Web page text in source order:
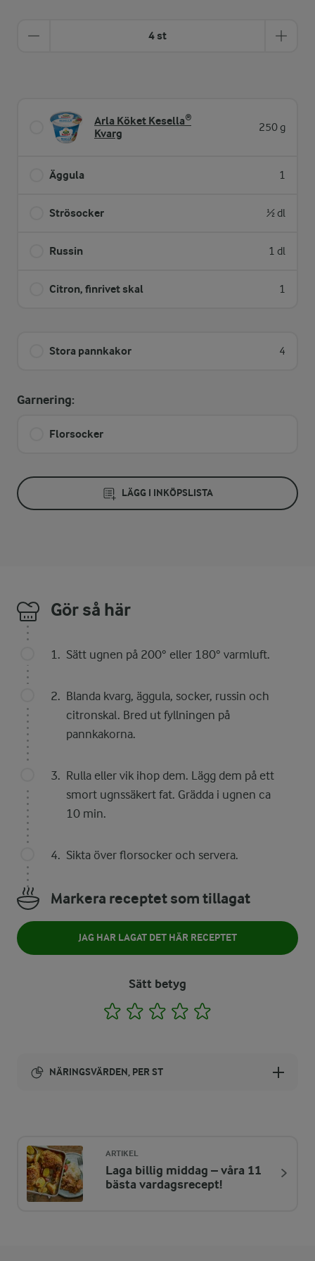
4 st
Arla Köket Kesella®
Kvarg
250 g
Äggula 1
Strösocker ½ dl
Russin 1 dl
Citron, finrivet skal 1
Stora pannkakor 4
Garnering:
Florsocker
LÄGG I INKÖPSLISTA
Gör så här
Sätt ugnen på 200° eller 180° varmluft.
Blanda kvarg, äggula, socker, russin och
citronskal. Bred ut fyllningen på
pannkakorna.
Rulla eller vik ihop dem. Lägg dem på ett
smort ugnssäkert fat. Grädda i ugnen ca
10 min.
Sikta över florsocker och servera.
Markera receptet som tillagat
JAG HAR LAGAT DET HÄR RECEPTET
Sätt betyg
1 2 3 4
NÄRINGSVÄRDEN, PER ST
ENERGIDISTRIBUTION %
NÄRINGSVÄRDEN PER ST
ARTIKEL
Laga billig middag – våra 11
bästa vardagsrecept!